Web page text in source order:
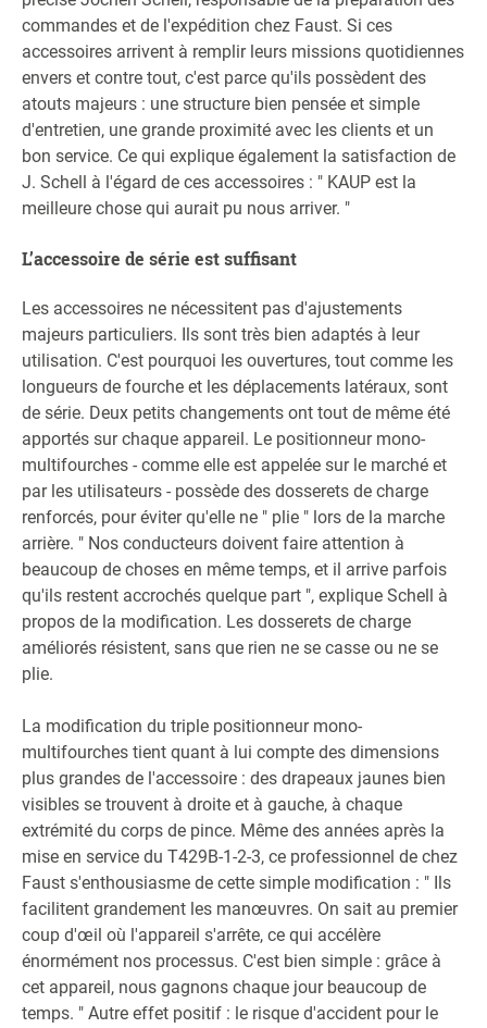
commandes et de l'expédition chez Faust. Si ces
accessoires arrivent à remplir leurs missions quotidiennes
envers et contre tout, c'est parce qu'ils possèdent des
atouts majeurs : une structure bien pensée et simple
d'entretien, une grande proximité avec les clients et un
bon service. Ce qui explique également la satisfaction de
J. Schell à l'égard de ces accessoires : " KAUP est la
meilleure chose qui aurait pu nous arriver. "
L’accessoire de série est suffisant
Les accessoires ne nécessitent pas d'ajustements
majeurs particuliers. Ils sont très bien adaptés à leur
utilisation. C'est pourquoi les ouvertures, tout comme les
longueurs de fourche et les déplacements latéraux, sont
de série. Deux petits changements ont tout de même été
apportés sur chaque appareil. Le positionneur mono-
multifourches - comme elle est appelée sur le marché et
par les utilisateurs - possède des dosserets de charge
renforcés, pour éviter qu'elle ne " plie " lors de la marche
arrière. " Nos conducteurs doivent faire attention à
beaucoup de choses en même temps, et il arrive parfois
qu'ils restent accrochés quelque part ", explique Schell à
propos de la modification. Les dosserets de charge
améliorés résistent, sans que rien ne se casse ou ne se
plie.
La modification du triple positionneur mono-
multifourches tient quant à lui compte des dimensions
plus grandes de l'accessoire : des drapeaux jaunes bien
visibles se trouvent à droite et à gauche, à chaque
extrémité du corps de pince. Même des années après la
mise en service du T429B-1-2-3, ce professionnel de chez
Faust s'enthousiasme de cette simple modification : " Ils
facilitent grandement les manœuvres. On sait au premier
coup d'œil où l'appareil s'arrête, ce qui accélère
énormément nos processus. C'est bien simple : grâce à
cet appareil, nous gagnons chaque jour beaucoup de
temps. " Autre effet positif : le risque d'accident pour le